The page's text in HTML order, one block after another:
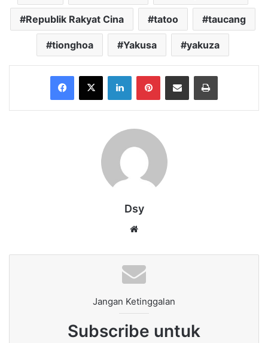
Republik Rakyat Cina tatoo taucang
tionghoa Yakusa yakuza
Facebook
X LinkedInPinterestShare via Email Print
Dsy
Jangan Ketinggalan
Subscribe untuk